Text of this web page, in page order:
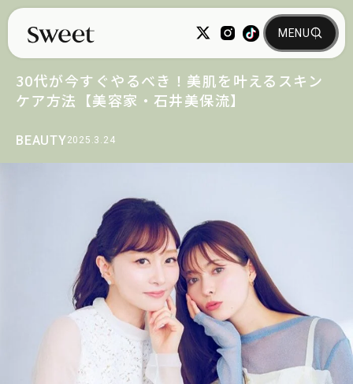
BEAUTY2025.3.24
30代が今すぐやるべき！美肌を叶えるスキン
ケア方法【美容家・石井美保流】